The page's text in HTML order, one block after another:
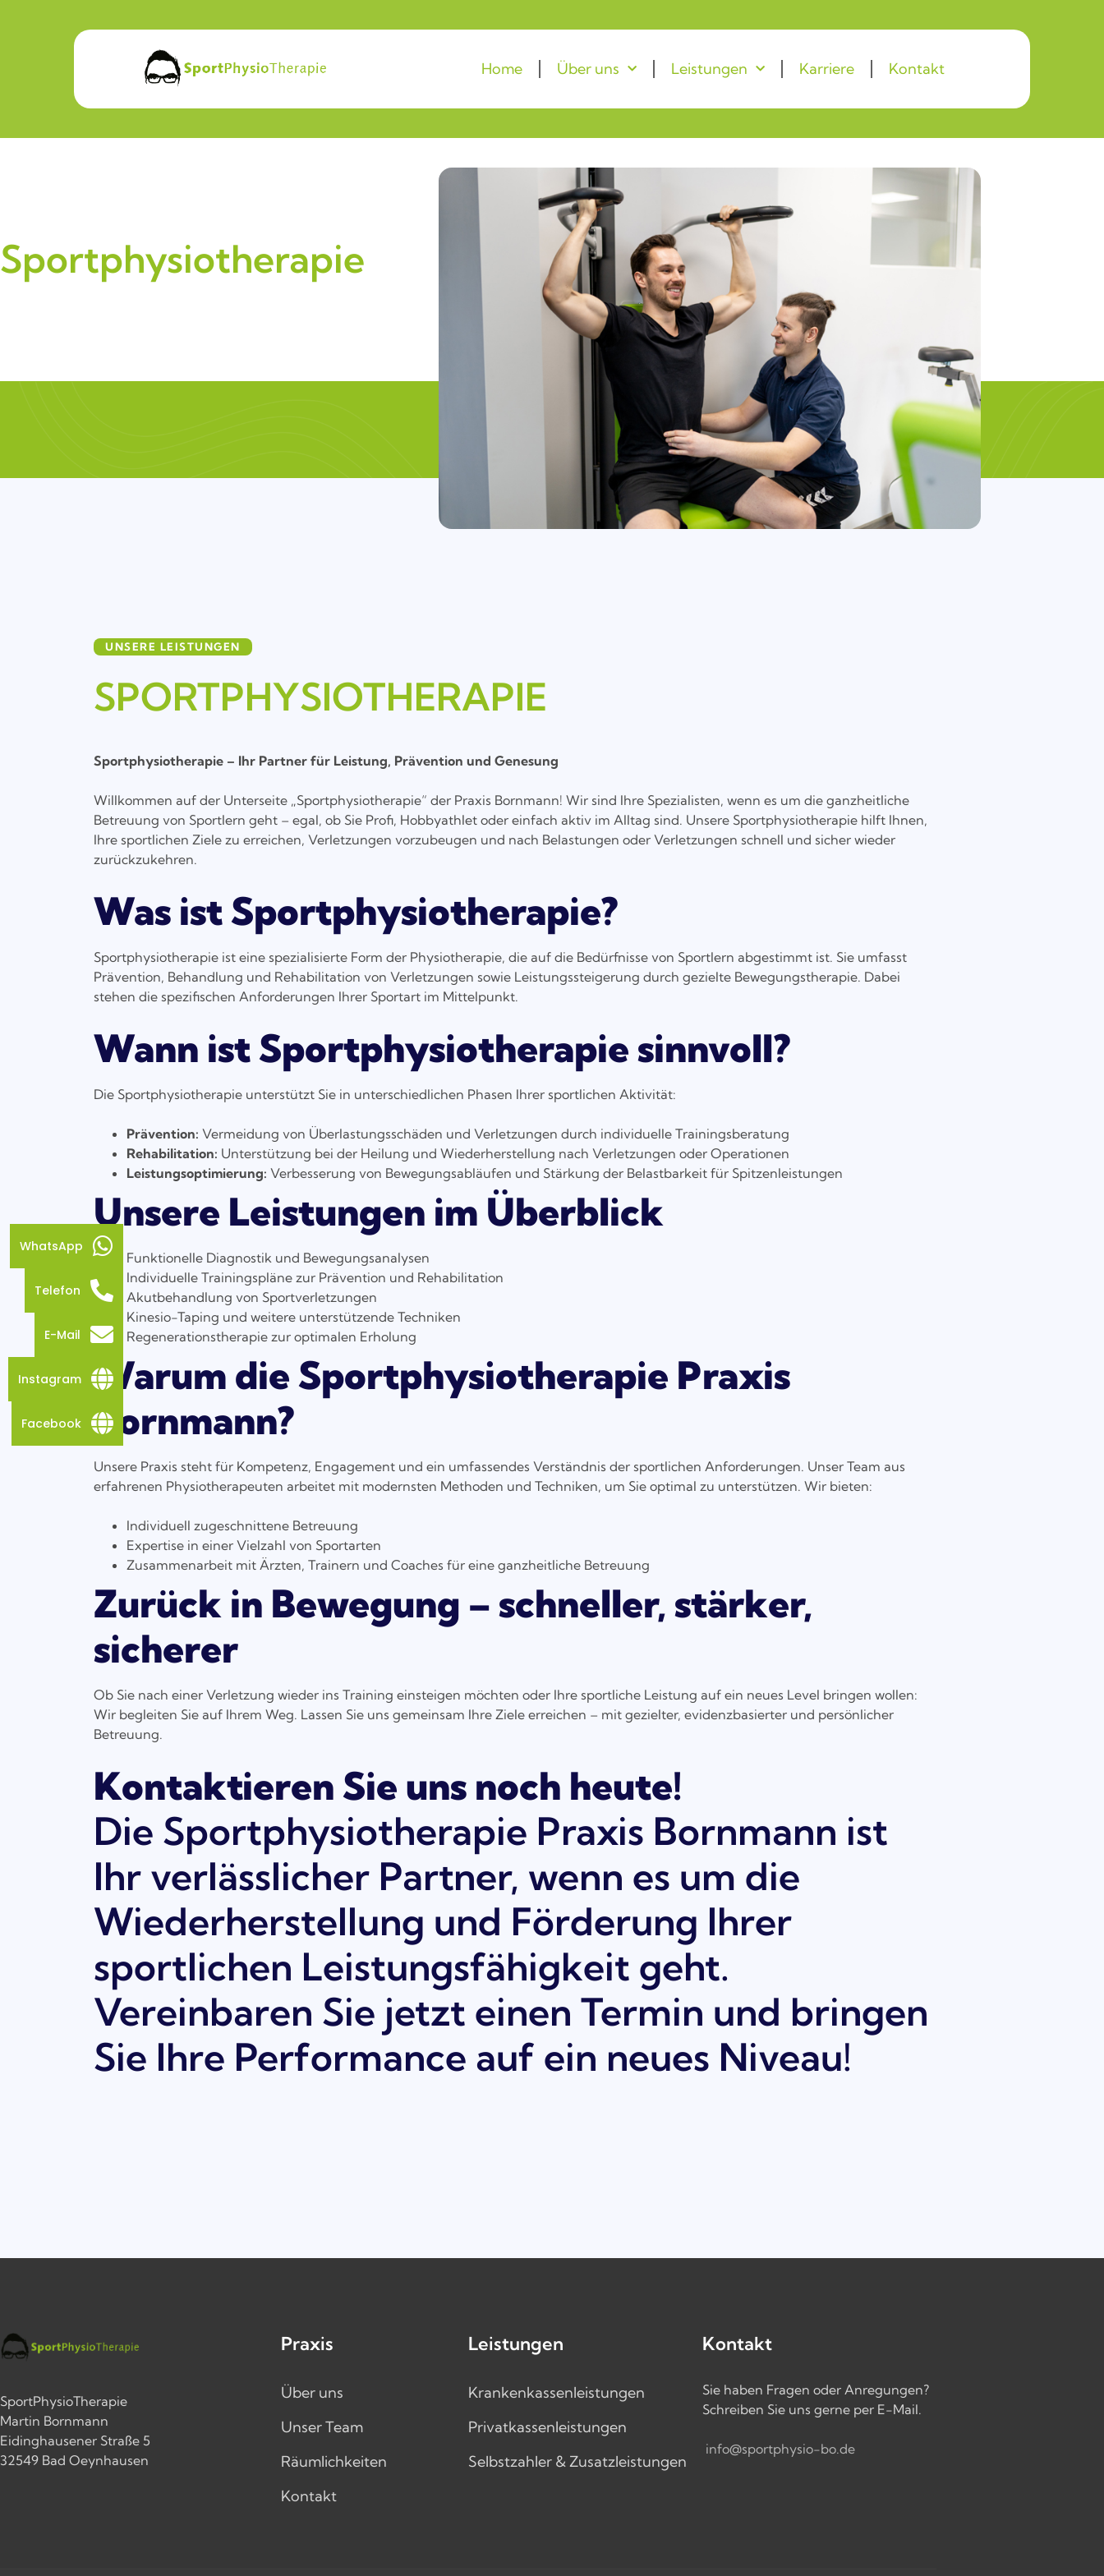
Home Über uns Leistungen Karriere Kontakt
Sportphysiotherapie
UNSERE LEISTUNGEN
SPORTPHYSIOTHERAPIE
Sportphysiotherapie – Ihr Partner für Leistung, Prävention und Genesung
Willkommen auf der Unterseite „Sportphysiotherapie“ der Praxis Bornmann! Wir sind Ihre Spezialisten, wenn es um die ganzheitliche
Betreuung von Sportlern geht – egal, ob Sie Profi, Hobbyathlet oder einfach aktiv im Alltag sind. Unsere Sportphysiotherapie hilft Ihnen,
Ihre sportlichen Ziele zu erreichen, Verletzungen vorzubeugen und nach Belastungen oder Verletzungen schnell und sicher wieder
zurückzukehren.
Was ist Sportphysiotherapie?
Sportphysiotherapie ist eine spezialisierte Form der Physiotherapie, die auf die Bedürfnisse von Sportlern abgestimmt ist. Sie umfasst
Prävention, Behandlung und Rehabilitation von Verletzungen sowie Leistungssteigerung durch gezielte Bewegungstherapie. Dabei
stehen die spezifischen Anforderungen Ihrer Sportart im Mittelpunkt.
Wann ist Sportphysiotherapie sinnvoll?
Die Sportphysiotherapie unterstützt Sie in unterschiedlichen Phasen Ihrer sportlichen Aktivität:
Prävention: Vermeidung von Überlastungsschäden und Verletzungen durch individuelle Trainingsberatung
Rehabilitation: Unterstützung bei der Heilung und Wiederherstellung nach Verletzungen oder Operationen
Leistungsoptimierung: Verbesserung von Bewegungsabläufen und Stärkung der Belastbarkeit für Spitzenleistungen
Unsere Leistungen im Überblick
Funktionelle Diagnostik und Bewegungsanalysen
Individuelle Trainingspläne zur Prävention und Rehabilitation
Akutbehandlung von Sportverletzungen
Kinesio-Taping und weitere unterstützende Techniken
Regenerationstherapie zur optimalen Erholung
Warum die Sportphysiotherapie Praxis
Bornmann?
Unsere Praxis steht für Kompetenz, Engagement und ein umfassendes Verständnis der sportlichen Anforderungen. Unser Team aus
erfahrenen Physiotherapeuten arbeitet mit modernsten Methoden und Techniken, um Sie optimal zu unterstützen. Wir bieten:
Individuell zugeschnittene Betreuung
Expertise in einer Vielzahl von Sportarten
Zusammenarbeit mit Ärzten, Trainern und Coaches für eine ganzheitliche Betreuung
Zurück in Bewegung – schneller, stärker,
sicherer
Ob Sie nach einer Verletzung wieder ins Training einsteigen möchten oder Ihre sportliche Leistung auf ein neues Level bringen wollen:
Wir begleiten Sie auf Ihrem Weg. Lassen Sie uns gemeinsam Ihre Ziele erreichen – mit gezielter, evidenzbasierter und persönlicher
Betreuung.
Kontaktieren Sie uns noch heute!
Die Sportphysiotherapie Praxis Bornmann ist
Ihr verlässlicher Partner, wenn es um die
Wiederherstellung und Förderung Ihrer
sportlichen Leistungsfähigkeit geht.
Vereinbaren Sie jetzt einen Termin und bringen
Sie Ihre Performance auf ein neues Niveau!
SportPhysioTherapie
Martin Bornmann
Eidinghausener Straße 5
32549 Bad Oeynhausen
Praxis
Über uns
Unser Team
Räumlichkeiten
Kontakt
Leistungen
Krankenkassenleistungen
Privatkassenleistungen
Selbstzahler & Zusatzleistungen
Kontakt
Sie haben Fragen oder Anregungen?
Schreiben Sie uns gerne per E-Mail.
info@sportphysio-bo.de
WhatsApp
Telefon
E-Mail
Instagram
Facebook